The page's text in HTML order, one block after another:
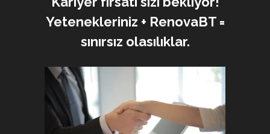
Yetenekleriniz + RenovaBT =
sınırsız olasılıklar.